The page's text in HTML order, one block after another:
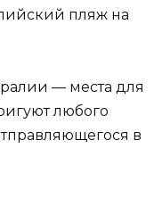
пляж на
— места для
любого
в